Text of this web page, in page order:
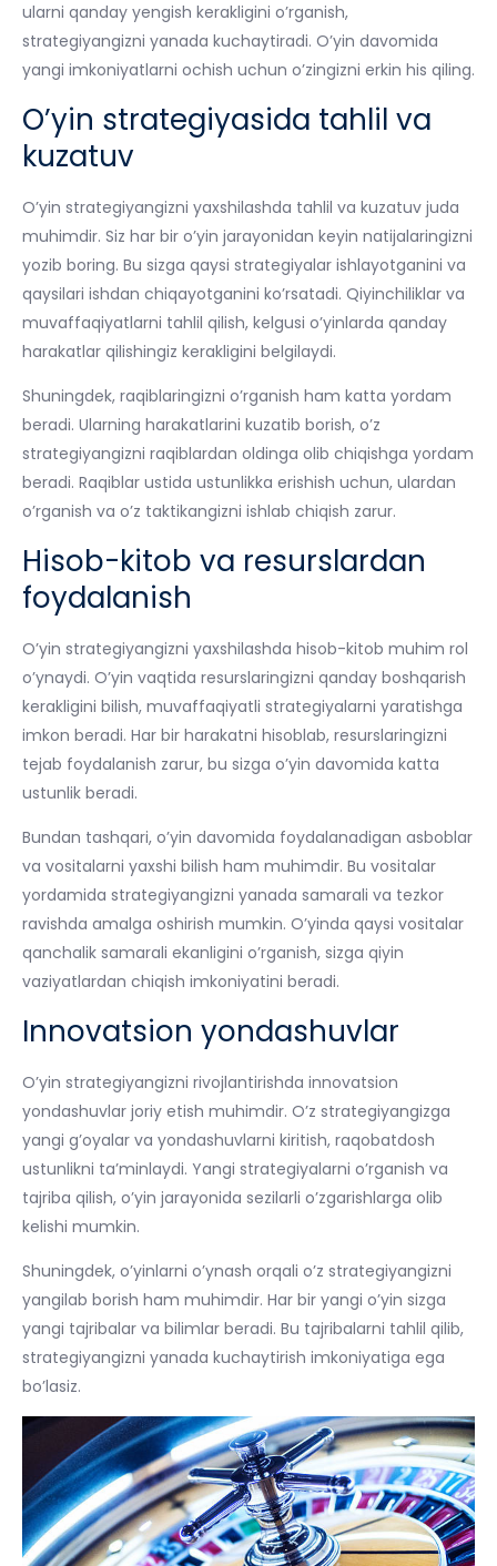
ularni qanday yengish kerakligini o’rganish,
strategiyangizni yanada kuchaytiradi. O’yin davomida
yangi imkoniyatlarni ochish uchun o’zingizni erkin his qiling.
O’yin strategiyasida tahlil va
kuzatuv
O’yin strategiyangizni yaxshilashda tahlil va kuzatuv juda
muhimdir. Siz har bir o’yin jarayonidan keyin natijalaringizni
yozib boring. Bu sizga qaysi strategiyalar ishlayotganini va
qaysilari ishdan chiqayotganini ko’rsatadi. Qiyinchiliklar va
muvaffaqiyatlarni tahlil qilish, kelgusi o’yinlarda qanday
harakatlar qilishingiz kerakligini belgilaydi.
Shuningdek, raqiblaringizni o’rganish ham katta yordam
beradi. Ularning harakatlarini kuzatib borish, o’z
strategiyangizni raqiblardan oldinga olib chiqishga yordam
beradi. Raqiblar ustida ustunlikka erishish uchun, ulardan
o’rganish va o’z taktikangizni ishlab chiqish zarur.
Hisob-kitob va resurslardan
foydalanish
O’yin strategiyangizni yaxshilashda hisob-kitob muhim rol
o’ynaydi. O’yin vaqtida resurslaringizni qanday boshqarish
kerakligini bilish, muvaffaqiyatli strategiyalarni yaratishga
imkon beradi. Har bir harakatni hisoblab, resurslaringizni
tejab foydalanish zarur, bu sizga o’yin davomida katta
ustunlik beradi.
Bundan tashqari, o’yin davomida foydalanadigan asboblar
va vositalarni yaxshi bilish ham muhimdir. Bu vositalar
yordamida strategiyangizni yanada samarali va tezkor
ravishda amalga oshirish mumkin. O’yinda qaysi vositalar
qanchalik samarali ekanligini o’rganish, sizga qiyin
vaziyatlardan chiqish imkoniyatini beradi.
Innovatsion yondashuvlar
O’yin strategiyangizni rivojlantirishda innovatsion
yondashuvlar joriy etish muhimdir. O’z strategiyangizga
yangi g’oyalar va yondashuvlarni kiritish, raqobatdosh
ustunlikni ta’minlaydi. Yangi strategiyalarni o’rganish va
tajriba qilish, o’yin jarayonida sezilarli o’zgarishlarga olib
kelishi mumkin.
Shuningdek, o’yinlarni o’ynash orqali o’z strategiyangizni
yangilab borish ham muhimdir. Har bir yangi o’yin sizga
yangi tajribalar va bilimlar beradi. Bu tajribalarni tahlil qilib,
strategiyangizni yanada kuchaytirish imkoniyatiga ega
bo’lasiz.